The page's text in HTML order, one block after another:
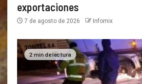
exportaciones
7 de agosto de 2026 Infomix
2 min de lectura